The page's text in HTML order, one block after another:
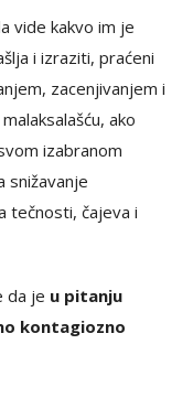
vide kakvo im je
i izraziti, praćeni
zacenjivanjem i
ako
izabranom
snižavanje
tečnosti, čajeva i
da je u pitanju
kontagiozno